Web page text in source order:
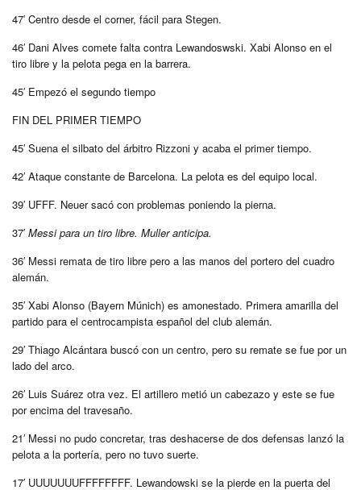
47′ Centro desde el corner, fácil para Stegen.
46′ Dani Alves comete falta contra Lewandoswski. Xabi Alonso en el
tiro libre y la pelota pega en la barrera.
45′ Empezó el segundo tiempo
FIN DEL PRIMER TIEMPO
45′ Suena el silbato del árbitro Rizzoni y acaba el primer tiempo.
42′ Ataque constante de Barcelona. La pelota es del equipo local.
39′ UFFF. Neuer sacó con problemas poniendo la pierna.
37′ Messi para un tiro libre. Muller anticipa.
36′ Messi remata de tiro libre pero a las manos del portero del cuadro
alemán.
35′ Xabi Alonso (Bayern Múnich) es amonestado. Primera amarilla del
partido para el centrocampista español del club alemán.
29′ Thiago Alcántara buscó con un centro, pero su remate se fue por un
lado del arco.
26′ Luis Suárez otra vez. El artillero metió un cabezazo y este se fue
por encima del travesaño.
21′ Messi no pudo concretar, tras deshacerse de dos defensas lanzó la
pelota a la portería, pero no tuvo suerte.
17′ UUUUUUUFFFFFFFF. Lewandowski se la pierde en la puerta del